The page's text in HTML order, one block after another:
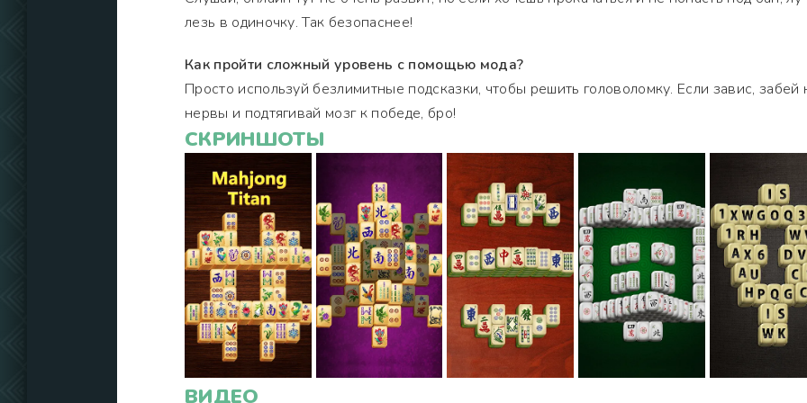
лезь в одиночку. Так безопаснее!
Как пройти сложный уровень с помощью мода?
Просто используй безлимитные подсказки, чтобы решить головоломку. Если завис, забей
нервы и подтягивай мозг к победе, бро!
СКРИНШОТЫ
ВИДЕО